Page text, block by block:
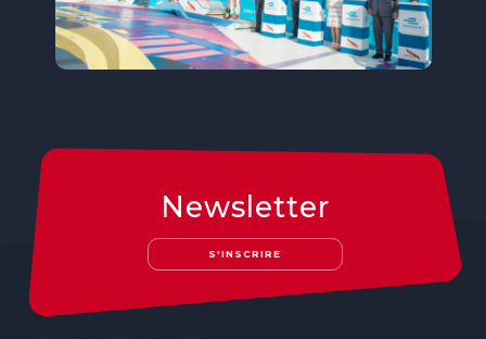
Newsletter
S'INSCRIRE